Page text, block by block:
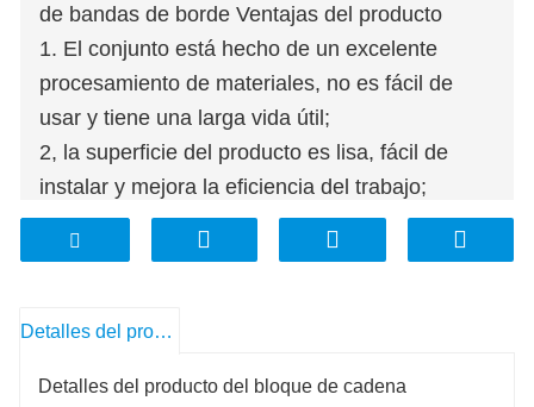
de bandas de borde Ventajas del producto
1. El conjunto está hecho de un excelente
procesamiento de materiales, no es fácil de
usar y tiene una larga vida útil;
2, la superficie del producto es lisa, fácil de
instalar y mejora la eficiencia del trabajo;
3, el uso de equipos de prueba de precisión
para probar estrictamente el tamaño del
producto;
uniforme y resistencia al desgaste, resistencia
Detalles del producto
Detalles del producto del bloque de cadena